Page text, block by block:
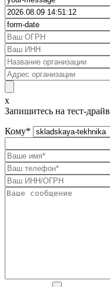
x
Запишитесь на тест-драйв
Кому*